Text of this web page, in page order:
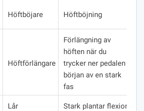
Höftböjare Höftböjning
Höftförlängare
Förlängning av
höften när du
trycker ner pedalen i
början av en stark
fas
Lår Stark plantar flexion